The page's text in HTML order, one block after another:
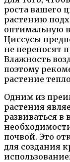
роста вашего
растению
оптимальную
Циссусы
не переносят
Влажность
поэтому
растение
Одним из
растения
развиваться в
почвой. Это
для создания